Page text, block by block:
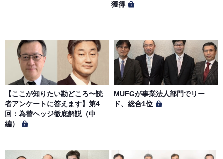
獲得
【ここが知りたい勘どころ〜読
者アンケートに答えます】第4
回：為替ヘッジ徹底解説（中
編）
MUFGが事業法人部門でリー
ド、総合1位